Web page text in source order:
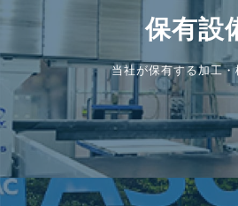
保有設
当社が保有する加工・